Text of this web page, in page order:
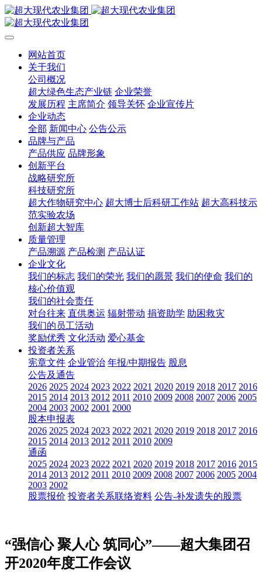
网站首页
关于我们
公司概况
超大绿色生态产业链 企业荣誉
发展历程 主席简介 领导关怀 企业宣传片
企业动态
全部 新闻中心 公告公示
品牌与产品
产品供应 品牌形象
创新平台
战略研究所
科技研究所
超大作物研究中心 超大博士后科研工作站 超大高科技示
范实验农场
创新超大智库
质量管理
产品溯源 产品检测 产品认证
企业文化
我们的标志 我们的荣光 我们的愿景 我们的使命 我们的
核心价值观
我们的社会责任
对台往来 直供奥运 辐射带动 捐资助学 助困救灾
我们的员工活动
奖励优秀 文化活动 爱心基金
投资者关系
宪章文件 企业管治 年报/中期报告 股息
公告及通告
2026 2025 2024 2023 2022 2021 2020 2019 2018 2017 2016
2015 2014 2013 2012 2011 2010 2009 2008 2007 2006 2005
2004 2003 2002 2001 2000
股本申报表
2026 2025 2024 2023 2022 2021 2020 2019 2018 2017 2016
2015 2014 2013 2012 2011 2010 2009
通函
2025 2024 2023 2022 2021 2020 2019 2018 2017 2016 2015
2014 2013 2012 2011 2010 2009 2008 2007 2006 2005 2004
2003 2002
股票报价 投资者关系联络资料 公告-补发遗失的股票
“强信心 聚人心 筑同心”——超大集团召
开2020年度工作会议